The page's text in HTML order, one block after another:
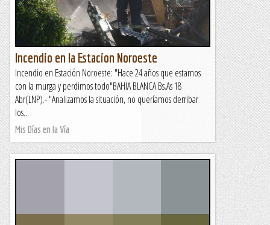
Incendio en la Estacion Noroeste
Incendio en Estación Noroeste: "Hace 24 años que estamos
con la murga y perdimos todo"BAHIA BLANCA Bs.As 18
Abr(LNP).- "Analizamos la situación, no queríamos derribar
los...
Mis Días en la Vía